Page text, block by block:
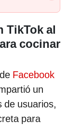
TikTok al
cocinar
Facebook
un
de usuarios,
para